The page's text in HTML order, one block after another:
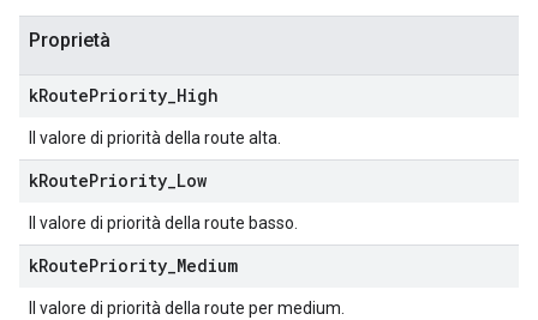
Proprietà
kRoutePriority High
Il valore di priorità della route alta.
kRoutePriority Low
Il valore di priorità della route basso.
kRoutePriority Medium
Il valore di priorità della route per medium.